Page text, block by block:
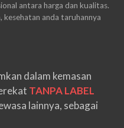
antara harga dan kualitas.
kesehatan anda taruhannya
dalam kemasan
TANPA LABEL
lainnya, sebagai